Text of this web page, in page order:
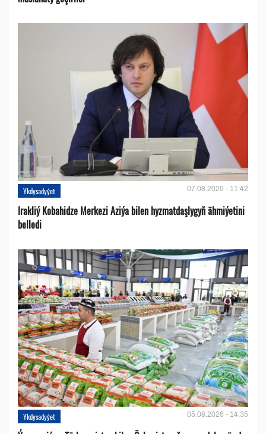
Ykdysadyýet 07.08.2026 - 11:42
Irakliý Kobahidze Merkezi Aziýa bilen hyzmatdaşlygyň ähmiýetini
belledi
Ykdysadyýet 05.08.2026 - 14:35